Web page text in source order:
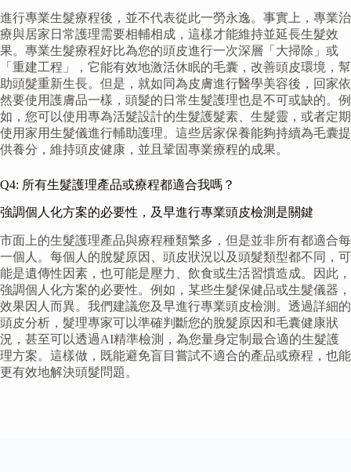
進行專業生髮療程後，並不代表從此一勞永逸。事實上，專業治
療與居家日常護理需要相輔相成，這樣才能維持並延長生髮效
果。專業生髮療程好比為您的頭皮進行一次深層「大掃除」或
「重建工程」，它能有效地激活休眠的毛囊，改善頭皮環境，幫
助頭髮重新生長。但是，就如同為皮膚進行醫學美容後，回家依
然要使用護膚品一樣，頭髮的日常生髮護理也是不可或缺的。例
如，您可以使用專為活髮設計的生髮護髮素、生髮靈，或者定期
使用家用生髮儀進行輔助護理。這些居家保養能夠持續為毛囊提
供養分，維持頭皮健康，並且鞏固專業療程的成果。
Q4: 所有生髮護理產品或療程都適合我嗎？
強調個人化方案的必要性，及早進行專業頭皮檢測是關鍵
市面上的生髮護理產品與療程種類繁多，但是並非所有都適合每
一個人。每個人的脫髮原因、頭皮狀況以及頭髮類型都不同，可
能是遺傳性因素，也可能是壓力、飲食或生活習慣造成。因此，
強調個人化方案的必要性。例如，某些生髮保健品或生髮儀器，
效果因人而異。我們建議您及早進行專業頭皮檢測。透過詳細的
頭皮分析，髮理專家可以準確判斷您的脫髮原因和毛囊健康狀
況，甚至可以透過AI精準檢測，為您量身定制最合適的生髮護
理方案。這樣做，既能避免盲目嘗試不適合的產品或療程，也能
更有效地解決頭髮問題。